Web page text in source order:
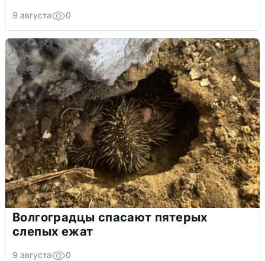
9 августа 0
Волгоградцы спасают пятерых
слепых ежат
9 августа 0